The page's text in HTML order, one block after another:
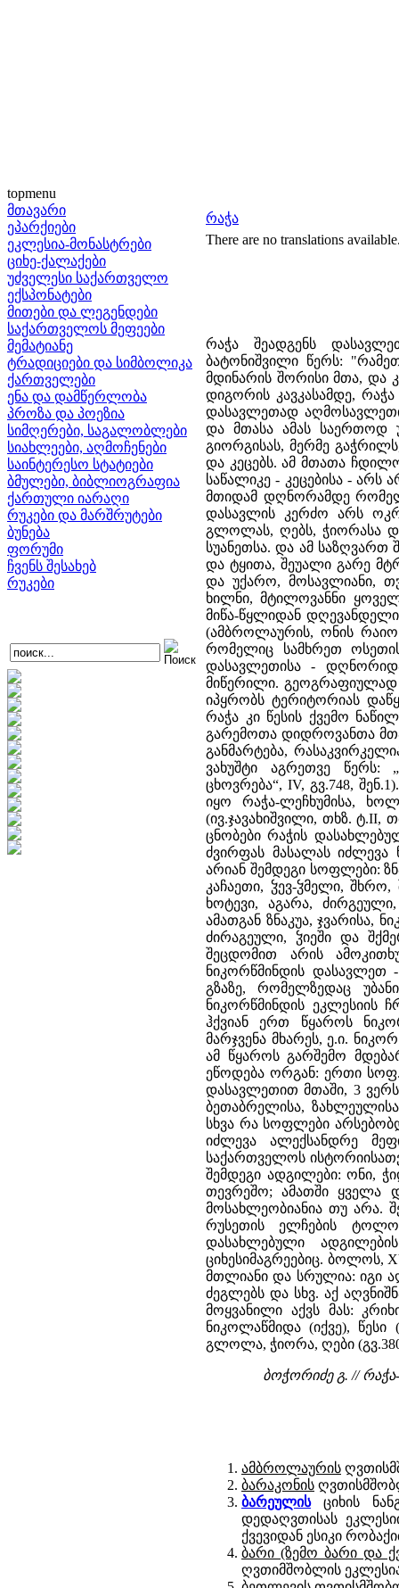
topmenu
მთავარი
ეპარქიები
ეკლესია-მონასტრები
ციხე-ქალაქები
უძველესი საქართველო
ექსპონატები
მითები და ლეგენდები
საქართველოს მეფეები
მემატიანე
ტრადიციები და სიმბოლიკა
ქართველები
ენა და დამწერლობა
პროზა და პოეზია
სიმღერები, საგალობლები
სიახლეები, აღმოჩენები
საინტერესო სტატიები
ბმულები, ბიბლიოგრაფია
ქართული იარაღი
რუკები და მარშრუტები
ბუნება
ფორუმი
ჩვენს შესახებ
რუკები
რაჭა
There are no translations
რაჭა შეადგენს
ბატონიშვილი წერს:
მდინარის შორისი მთა, და
დიგორის კავკასამდე,
დასავლეთად
და მთასა ამას საერთოდ
გიორგისას, მერმე
და კეცებს. ამ მთათა
საწალიკე - კეცებისა -
მთიდამ დღნორამდე
დასავლის კერძო არს
გლოლას, ღებს, ჭიორასა
სუანეთსა. და ამ
და ტყითა, შეუალი გარე
და უქარო, მოსავლიანი,
ხილნი, მტილოვანნი
მიწა-წყლიდან
(ამბროლაურის, ონის
რომელიც სამხრეთ
დასავლეთისა -
მიწერილი.
იპყრობს ტერიტორიას
რაჭა კი წესის ქვემო
გარემოთა დიდროვანთა
განმარტება,
ვახუშტი აგრეთვე წერს:
ცხოვრება“, IV, გვ.748,
იყო რაჭა-ლეჩხუმისა,
(ივ.ჯავახიშვილი, თხზ.
ცნობები რაჭის
ძვირფას მასალას იძლევა
არიან შემდეგი სოფლები:
კაჩაეთი, ჴევ-ჴმელი,
ხოტევი, აგარა,
ამათგან ზნაკუა, ჯვარისა,
ძირაგეული, ჴიეში და
შეცდომით არის
ნიკორწმინდის დასავლეთ
გზაზე, რომელზედაც
ნიკორწმინდის ეკლესიის
ჰქვიან ერთ წყაროს
მარჯვენა მხარეს, ე.ი.
ამ წყაროს გარშემო
ეწოდება ორგან: ერთი
დასავლეთით მთაში, 3
ბეთაბრელისა,
სხვა რა სოფლები
იძლევა ალექსანდრე
საქართველოს
შემდეგი ადგილები: ონი,
თევრეშო; ამათში
მოსახლეობიანია თუ არა.
რუსეთის ელჩების
დასახლებული
ციხესიმაგრეებიც. ბოლოს,
მთლიანი და სრულია: იგი
ძეგლებს და სხვ. აქ
მოყვანილი აქვს მას:
ნიკოლაწმიდა (იქვე), წესი
გლოლა, ჭიორა, ღები
ბოჭორიძე გ. //
ამბროლაურის
ბარაკონის
ბარეულისციხის
დედაღვთისას
ქვევიდან ესიკი
ბარი (ზემო ბარი და
ღვთიმშობლის